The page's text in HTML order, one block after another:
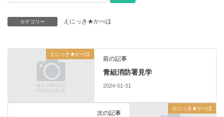
カテゴリー えにっき★かべほ
えにっき★かべほ
前の記事
青組消防署見学
2024-01-31
えにっき★かべほ
次の記事